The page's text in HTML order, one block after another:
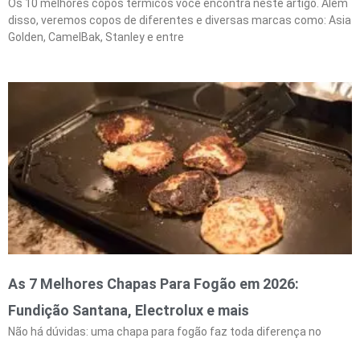
Os 10 melhores copos térmicos você encontra neste artigo. Além
disso, veremos copos de diferentes e diversas marcas como: Asia
Golden, CamelBak, Stanley e entre
As 7 Melhores Chapas Para Fogão em 2026:
Fundição Santana, Electrolux e mais
Não há dúvidas: uma chapa para fogão faz toda diferença no